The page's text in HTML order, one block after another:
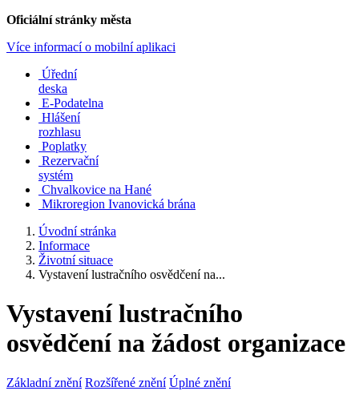
Oficiální stránky města
Více informací o mobilní aplikaci
Úřední
deska
E-Podatelna
Hlášení
rozhlasu
Poplatky
Rezervační
systém
Chvalkovice na Hané
Mikroregion Ivanovická brána
Úvodní stránka
Informace
Životní situace
Vystavení lustračního osvědčení na...
Vystavení lustračního
osvědčení na žádost organizace
Základní znění Rozšířené znění Úplné znění